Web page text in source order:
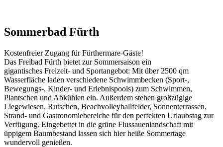
Sommerbad Fürth
Kostenfreier Zugang für Fürthermare-Gäste!
Das Freibad Fürth bietet zur Sommersaison ein
gigantisches Freizeit- und Sportangebot: Mit über 2500 qm
Wasserfläche laden verschiedene Schwimmbecken (Sport-,
Bewegungs-, Kinder- und Erlebnispools) zum Schwimmen,
Plantschen und Abkühlen ein. Außerdem stehen großzügige
Liegewiesen, Rutschen, Beachvolleyballfelder, Sonnenterrassen,
Strand- und Gastronomiebereiche für den perfekten Urlaubstag zur
Verfügung. Eingebettet in die grüne Flussauenlandschaft mit
üppigem Baumbestand lassen sich hier heiße Sommertage
wundervoll genießen.